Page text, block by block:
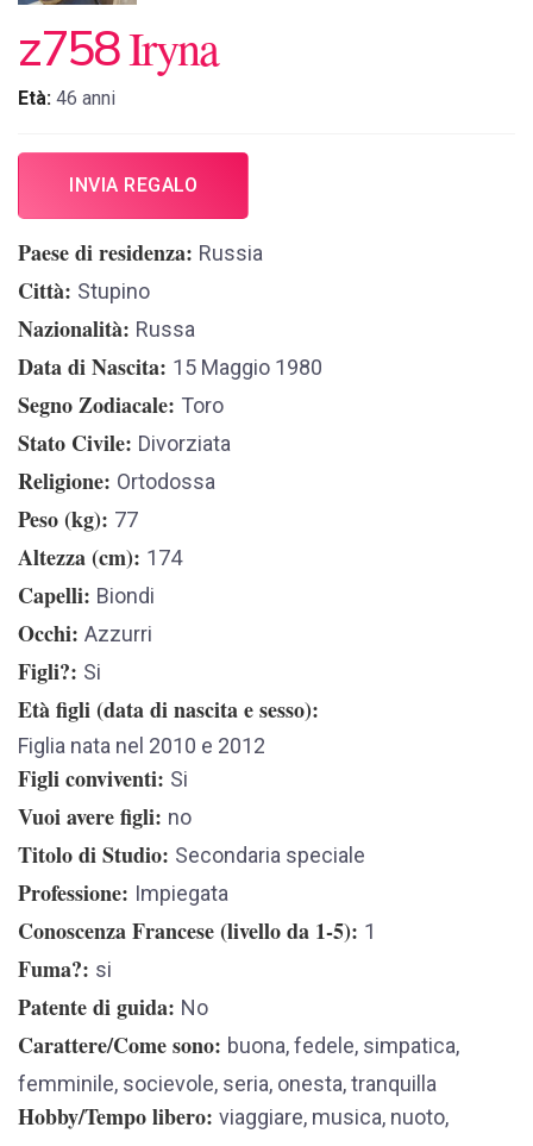
z758Iryna
Età: 46 anni
INVIA REGALO
Paese di residenza Russia
Città Stupino
Nazionalità Russa
Data di Nascita 15 Maggio 1980
Segno Zodiacale Toro
Stato Civile Divorziata
Religione Ortodossa
Peso (kg) 77
Altezza (cm) 174
Capelli Biondi
Occhi Azzurri
Figli? Si
Età figli (data di nascita e sesso)
Figlia nata nel 2010 e 2012
Figli conviventi Si
Vuoi avere figli no
Titolo di Studio Secondaria speciale
Professione Impiegata
Conoscenza Francese (livello da 1-5) 1
Fuma? si
Patente di guida No
Carattere/Come sono
buona, fedele, simpatica,
femminile, socievole, seria, onesta, tranquilla
Hobby/Tempo libero viaggiare, musica, nuoto,